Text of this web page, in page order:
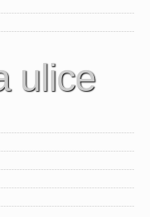
ulice